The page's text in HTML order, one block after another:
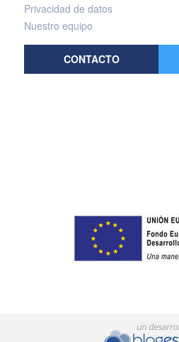
Privacidad de datos
Nuestro equipo
CONTACTO